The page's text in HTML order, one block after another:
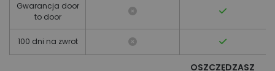
Gwarancja door
to door
100 dni na zwrot
OSZCZĘDZASZ